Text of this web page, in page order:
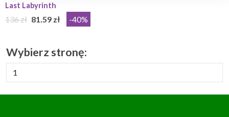
Last Labyrinth
136 zł 81.59 zł -40%
Wybierz stronę: